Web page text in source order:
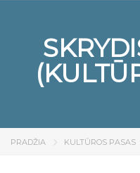
PRADŽIA KULTŪROS PASAS